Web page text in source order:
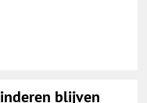
blijven